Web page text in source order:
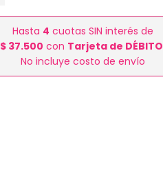
Hasta 4 cuotas SIN interés de
$ 37.500 con Tarjeta de DÉBITO
No incluye costo de envío